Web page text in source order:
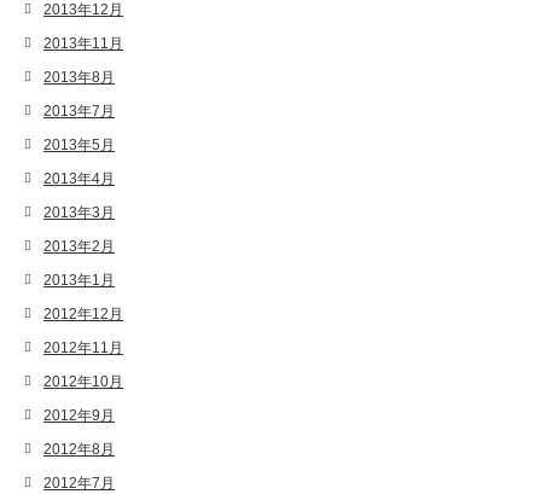
2013年12月
2013年11月
2013年8月
2013年7月
2013年5月
2013年4月
2013年3月
2013年2月
2013年1月
2012年12月
2012年11月
2012年10月
2012年9月
2012年8月
2012年7月